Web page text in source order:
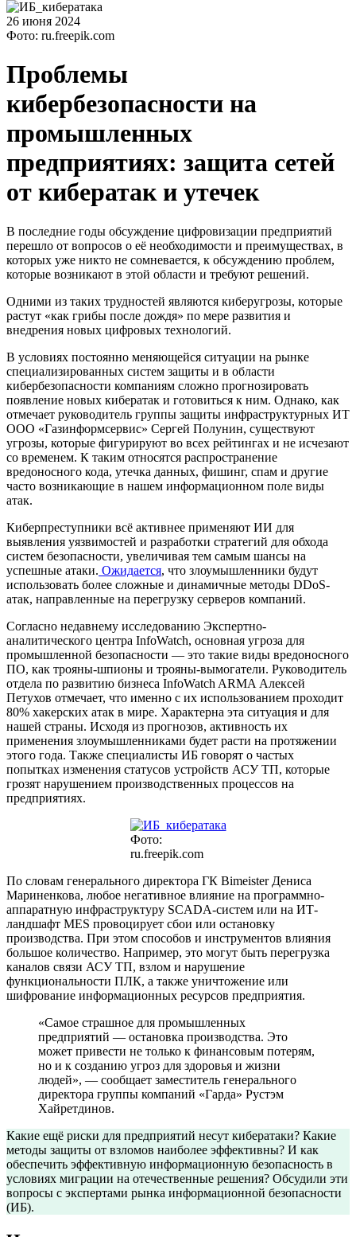
26 июня 2024
Фото: ru.freepik.com
Проблемы
кибербезопасности на
промышленных
предприятиях: защита сетей
от кибератак и утечек
В последние годы обсуждение цифровизации предприятий
перешло от вопросов о её необходимости и преимуществах, в
которых уже никто не сомневается, к обсуждению проблем,
которые возникают в этой области и требуют решений.
Одними из таких трудностей являются киберугрозы, которые
растут «как грибы после дождя» по мере развития и
внедрения новых цифровых технологий.
В условиях постоянно меняющейся ситуации на рынке
специализированных систем защиты и в области
кибербезопасности компаниям сложно прогнозировать
появление новых кибератак и готовиться к ним. Однако, как
отмечает руководитель группы защиты инфраструктурных ИТ
ООО «Газинформсервис» Сергей Полунин, существуют
угрозы, которые фигурируют во всех рейтингах и не исчезают
со временем. К таким относятся распространение
вредоносного кода, утечка данных, фишинг, спам и другие
часто возникающие в нашем информационном поле виды
атак.
Киберпреступники всё активнее применяют ИИ для
выявления уязвимостей и разработки стратегий для обхода
систем безопасности, увеличивая тем самым шансы на
успешные атаки. Ожидается, что злоумышленники будут
использовать более сложные и динамичные методы DDoS-
атак, направленные на перегрузку серверов компаний.
Согласно недавнему исследованию Экспертно-
аналитического центра InfoWatch, основная угроза для
промышленной безопасности — это такие виды вредоносного
ПО, как трояны-шпионы и трояны-вымогатели. Руководитель
отдела по развитию бизнеса InfoWatch ARMA Алексей
Петухов отмечает, что именно с их использованием проходит
80% хакерских атак в мире. Характерна эта ситуация и для
нашей страны. Исходя из прогнозов, активность их
применения злоумышленниками будет расти на протяжении
этого года. Также специалисты ИБ говорят о частых
попытках изменения статусов устройств АСУ ТП, которые
грозят нарушением производственных процессов на
предприятиях.
Фото:
ru.freepik.com
По словам генерального директора ГК Bimeister Дениса
Мариненкова, любое негативное влияние на программно-
аппаратную инфраструктуру SCADA-систем или на ИТ-
ландшафт MES провоцирует сбои или остановку
производства. При этом способов и инструментов влияния
большое количество. Например, это могут быть перегрузка
каналов связи АСУ ТП, взлом и нарушение
функциональности ПЛК, а также уничтожение или
шифрование информационных ресурсов предприятия.
«Самое страшное для промышленных
предприятий — остановка производства. Это
может привести не только к финансовым потерям,
но и к созданию угроз для здоровья и жизни
людей», — сообщает заместитель генерального
директора группы компаний «Гарда» Рустэм
Хайретдинов.
Какие ещё риски для предприятий несут кибератаки? Какие
методы защиты от взломов наиболее эффективны? И как
обеспечить эффективную информационную безопасность в
условиях миграции на отечественные решения? Обсудили эти
вопросы с экспертами рынка информационной безопасности
(ИБ).